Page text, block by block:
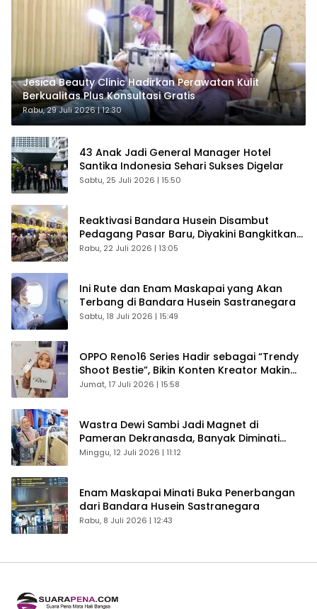
Jesica Beauty Clinic Hadirkan Perawatan Kulit
Berkualitas Plus Konsultasi Gratis
Rabu, 29 Juli 2026 | 12:30
43 Anak Jadi General Manager Hotel
Santika Indonesia Sehari Sukses Digelar
Sabtu, 25 Juli 2026 | 15:50
Reaktivasi Bandara Husein Disambut
Pedagang Pasar Baru, Diyakini Bangkitkan
Kembali Ekonomi Bandung
Rabu, 22 Juli 2026 | 13:05
Ini Rute dan Enam Maskapai yang Akan
Terbang di Bandara Husein Sastranegara
Sabtu, 18 Juli 2026 | 15:49
OPPO Reno16 Series Hadir sebagai “Trendy
Shoot Bestie”, Bikin Konten Kreator Makin
Betah
Jumat, 17 Juli 2026 | 15:58
Wastra Dewi Sambi Jadi Magnet di
Pameran Dekranasda, Banyak Diminati
Pengunjung
Minggu, 12 Juli 2026 | 11:12
Enam Maskapai Minati Buka Penerbangan
dari Bandara Husein Sastranegara
Rabu, 8 Juli 2026 | 12:43